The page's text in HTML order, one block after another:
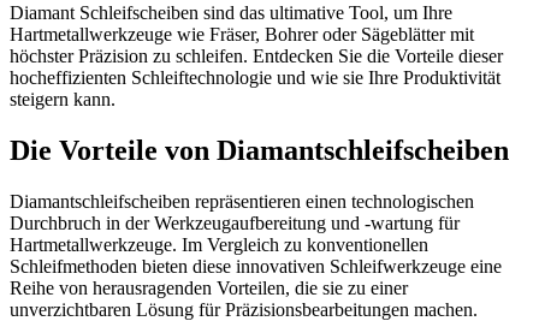
Diamant Schleifscheiben sind das ultimative Tool, um Ihre
Hartmetallwerkzeuge wie Fräser, Bohrer oder Sägeblätter mit
höchster Präzision zu schleifen. Entdecken Sie die Vorteile dieser
hocheffizienten Schleiftechnologie und wie sie Ihre Produktivität
steigern kann.
Die Vorteile von Diamantschleifscheiben
Diamantschleifscheiben repräsentieren einen technologischen
Durchbruch in der Werkzeugaufbereitung und -wartung für
Hartmetallwerkzeuge. Im Vergleich zu konventionellen
Schleifmethoden bieten diese innovativen Schleifwerkzeuge eine
Reihe von herausragenden Vorteilen, die sie zu einer
unverzichtbaren Lösung für Präzisionsbearbeitungen machen.